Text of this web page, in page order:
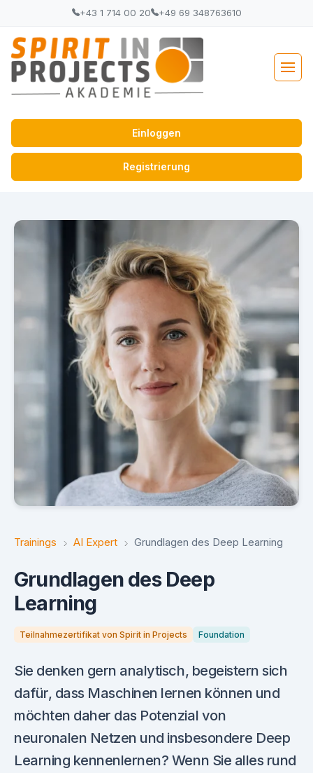
+43 1 714 00 20 +49 69 348763610
Einloggen
Registrierung
Trainings AI Expert Grundlagen des Deep Learning
Grundlagen des Deep
Learning
Teilnahmezertifikat von Spirit in Projects Foundation
Sie denken gern analytisch, begeistern sich
dafür, dass Maschinen lernen können und
möchten daher das Potenzial von
neuronalen Netzen und insbesondere Deep
Learning kennenlernen? Wenn Sie alles rund